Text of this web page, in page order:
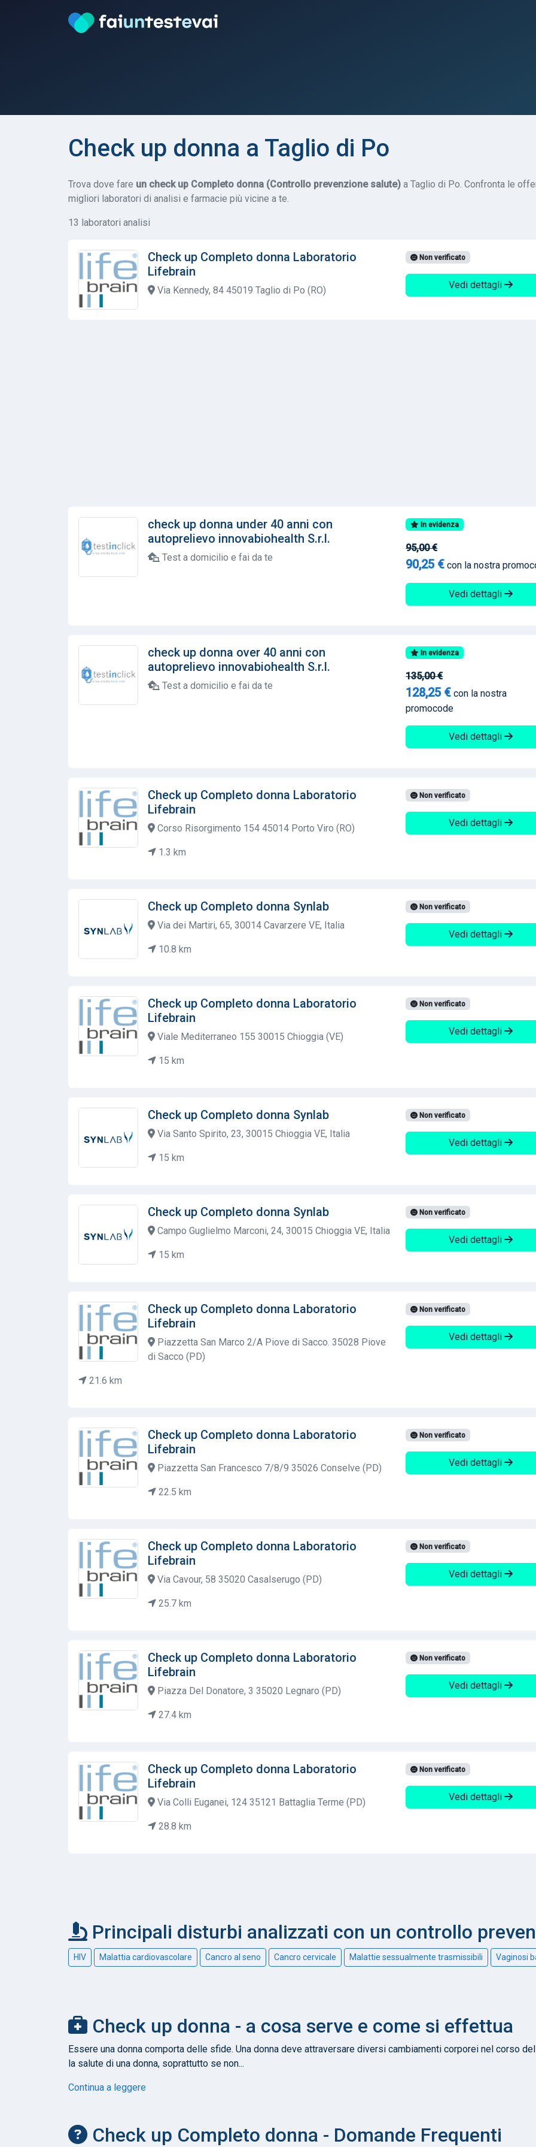
Check up donna a Taglio di Po
Trova dove fare un check up Completo donna (Controllo prevenzione salute) a Taglio di Po. Confronta le
migliori laboratori di analisi e farmacie più vicine a te.
13 laboratori analisi
Check up Completo donna Laboratorio
Lifebrain
Via Kennedy, 84 45019 Taglio di Po (RO)
Non verificato
Vedi dettagli
check up donna under 40 anni con
autoprelievo innovabiohealth S.r.l.
Test a domicilio e fai da te
In evidenza
95,00 €
90,25 € con la nostra
Vedi dettagli
check up donna over 40 anni con
autoprelievo innovabiohealth S.r.l.
Test a domicilio e fai da te
In evidenza
135,00 €
128,25 € con la nostra
promocode
Vedi dettagli
Check up Completo donna Laboratorio
Lifebrain
Corso Risorgimento 154 45014 Porto Viro (RO)
1.3 km
Non verificato
Vedi dettagli
Check up Completo donna Synlab
Via dei Martiri, 65, 30014 Cavarzere VE, Italia
10.8 km
Non verificato
Vedi dettagli
Check up Completo donna Laboratorio
Lifebrain
Viale Mediterraneo 155 30015 Chioggia (VE)
15 km
Non verificato
Vedi dettagli
Check up Completo donna Synlab
Via Santo Spirito, 23, 30015 Chioggia VE, Italia
15 km
Non verificato
Vedi dettagli
Check up Completo donna Synlab
Campo Guglielmo Marconi, 24, 30015 Chioggia VE, Italia
15 km
Non verificato
Vedi dettagli
Check up Completo donna Laboratorio
Lifebrain
Piazzetta San Marco 2/A Piove di Sacco. 35028 Piove
di Sacco (PD)
21.6 km
Non verificato
Vedi dettagli
Check up Completo donna Laboratorio
Lifebrain
Piazzetta San Francesco 7/8/9 35026 Conselve (PD)
22.5 km
Non verificato
Vedi dettagli
Check up Completo donna Laboratorio
Lifebrain
Via Cavour, 58 35020 Casalserugo (PD)
25.7 km
Non verificato
Vedi dettagli
Check up Completo donna Laboratorio
Lifebrain
Piazza Del Donatore, 3 35020 Legnaro (PD)
27.4 km
Non verificato
Vedi dettagli
Check up Completo donna Laboratorio
Lifebrain
Via Colli Euganei, 124 35121 Battaglia Terme (PD)
28.8 km
Non verificato
Vedi dettagli
Principali disturbi analizzati con un controllo
HIV Malattia cardiovascolare Cancro al seno Cancro cervicale Malattie sessualmente trasmissibili Vaginosi
Check up donna - a cosa serve e come si effettua
Essere una donna comporta delle sfide. Una donna deve attraversare diversi cambiamenti corporei nel corso
la salute di una donna, soprattutto se non...
Continua a leggere
Check up Completo donna - Domande Frequenti